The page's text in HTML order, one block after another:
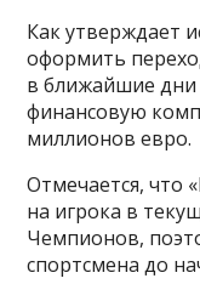
Как утверждает
оформить
в ближайшие дни
финансовую
миллионов евро.
Отмечается, что
на игрока в
Чемпионов,
спортсмена до